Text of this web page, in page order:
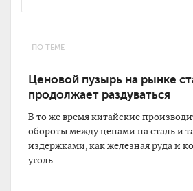
ПО ТЕМЕ
Ценовой пузырь на рынке
продолжает раздуваться
В то же время китайские
обороты между ценами на сталь и
издержками, как железная руда и
уголь